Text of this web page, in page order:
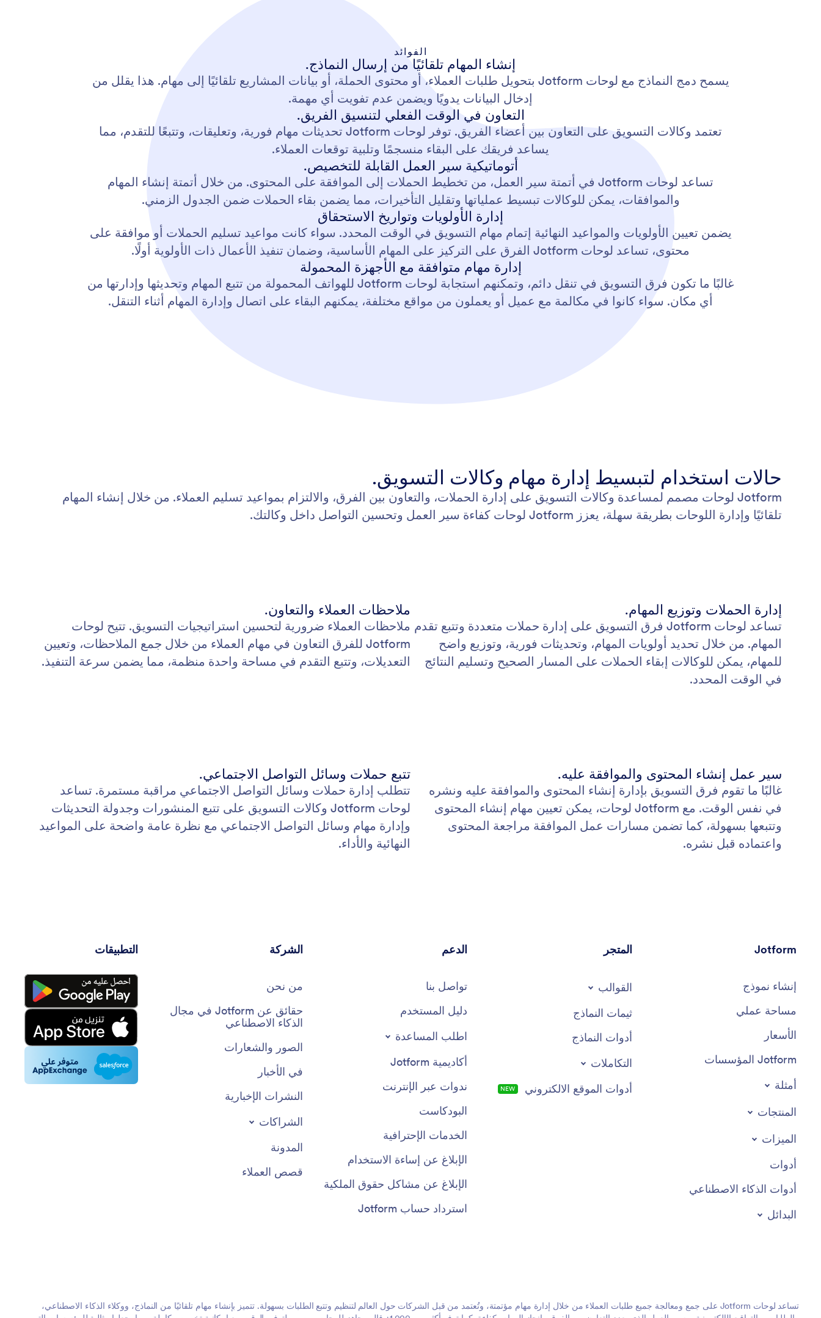
الفوائد
إنشاء المهام تلقائيًا من إرسال النماذج.
يسمح دمج النماذج مع لوحات Jotform بتحويل طلبات العملاء، أو محتوى الحملة، أو بيانات المشاريع تلقائيًا إلى مهام. هذا يقلل من
إدخال البيانات يدويًا ويضمن عدم تفويت أي مهمة.
التعاون في الوقت الفعلي لتنسيق الفريق.
تعتمد وكالات التسويق على التعاون بين أعضاء الفريق. توفر لوحات Jotform تحديثات مهام فورية، وتعليقات، وتتبعًا للتقدم، مما
يساعد فريقك على البقاء منسجمًا وتلبية توقعات العملاء.
أتوماتيكية سير العمل القابلة للتخصيص.
تساعد لوحات Jotform في أتمتة سير العمل، من تخطيط الحملات إلى الموافقة على المحتوى. من خلال أتمتة إنشاء المهام
والموافقات، يمكن للوكالات تبسيط عملياتها وتقليل التأخيرات، مما يضمن بقاء الحملات ضمن الجدول الزمني.
إدارة الأولويات وتواريخ الاستحقاق
يضمن تعيين الأولويات والمواعيد النهائية إتمام مهام التسويق في الوقت المحدد. سواء كانت مواعيد تسليم الحملات أو موافقة على
محتوى، تساعد لوحات Jotform الفرق على التركيز على المهام الأساسية، وضمان تنفيذ الأعمال ذات الأولوية أولًا.
إدارة مهام متوافقة مع الأجهزة المحمولة
غالبًا ما تكون فرق التسويق في تنقل دائم، وتمكنهم استجابة لوحات Jotform للهواتف المحمولة من تتبع المهام وتحديثها وإدارتها من
أي مكان. سواء كانوا في مكالمة مع عميل أو يعملون من مواقع مختلفة، يمكنهم البقاء على اتصال وإدارة المهام أثناء التنقل.
حالات استخدام لتبسيط إدارة مهام وكالات التسويق.
Jotform لوحات مصمم لمساعدة وكالات التسويق على إدارة الحملات، والتعاون بين الفرق، والالتزام بمواعيد تسليم العملاء. من خلال إنشاء المهام
تلقائيًا وإدارة اللوحات بطريقة سهلة، يعزز Jotform لوحات كفاءة سير العمل وتحسين التواصل داخل وكالتك.
إدارة الحملات وتوزيع المهام.
تساعد لوحات Jotform فرق التسويق على إدارة حملات متعددة وتتبع تقدم
المهام. من خلال تحديد أولويات المهام، وتحديثات فورية، وتوزيع واضح
للمهام، يمكن للوكالات إبقاء الحملات على المسار الصحيح وتسليم النتائج
في الوقت المحدد.
ملاحظات العملاء والتعاون.
ملاحظات العملاء ضرورية لتحسين استراتيجيات التسويق. تتيح لوحات
Jotform للفرق التعاون في مهام العملاء من خلال جمع الملاحظات، وتعيين
التعديلات، وتتبع التقدم في مساحة واحدة منظمة، مما يضمن سرعة التنفيذ.
سير عمل إنشاء المحتوى والموافقة عليه.
غالبًا ما تقوم فرق التسويق بإدارة إنشاء المحتوى والموافقة عليه ونشره
في نفس الوقت. مع Jotform لوحات، يمكن تعيين مهام إنشاء المحتوى
وتتبعها بسهولة، كما تضمن مسارات عمل الموافقة مراجعة المحتوى
واعتماده قبل نشره.
تتبع حملات وسائل التواصل الاجتماعي.
تتطلب إدارة حملات وسائل التواصل الاجتماعي مراقبة مستمرة. تساعد
لوحات Jotform وكالات التسويق على تتبع المنشورات وجدولة التحديثات
وإدارة مهام وسائل التواصل الاجتماعي مع نظرة عامة واضحة على المواعيد
النهائية والأداء.
Jotform
إنشاء نموذج
مساحة عملي
الأسعار
Jotform المؤسسات
أمثلة
المنتجات
الميزات
أدوات
أدوات الذكاء الاصطناعي
البدائل
المتجر
القوالب
ثيمات النماذج
أدوات النماذج
التكاملات
أدوات الموقع الالكتروني
NEW
الدعم
تواصل بنا
دليل المستخدم
اطلب المساعدة
أكاديمية Jotform
ندوات عبر الإنترنت
البودكاست
الخدمات الإحترافية
الإبلاغ عن إساءة الاستخدام
الإبلاغ عن مشاكل حقوق الملكية
استرداد حساب Jotform
الشركة
من نحن
حقائق عن Jotform في مجال
الذكاء الاصطناعي
الصور والشعارات
في الأخبار
النشرات الإخبارية
الشراكات
المدونة
قصص العملاء
التطبيقات
تساعد لوحات Jotform على جمع ومعالجة جميع طلبات العملاء من خلال إدارة مهام مؤتمتة، وتُعتمد من قبل الشركات حول العالم لتنظيم وتتبع الطلبات بسهولة. تتميز بإنشاء مهام تلقائيًا من النماذج، ووكلاء الذكاء الاصطناعي،